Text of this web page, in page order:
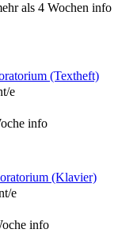
als 4 Wochen info
(Textheft)
e
info
(Klavier)
e
info